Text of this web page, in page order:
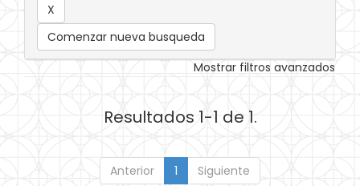
Comenzar nueva busqueda
Mostrar filtros avanzados
Resultados 1-1 de 1.
Anterior 1 Siguiente